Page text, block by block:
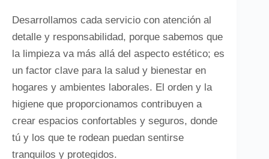
Desarrollamos cada servicio con atención al
detalle y responsabilidad, porque sabemos que
la limpieza va más allá del aspecto estético; es
un factor clave para la salud y bienestar en
hogares y ambientes laborales. El orden y la
higiene que proporcionamos contribuyen a
crear espacios confortables y seguros, donde
tú y los que te rodean puedan sentirse
tranquilos y protegidos.